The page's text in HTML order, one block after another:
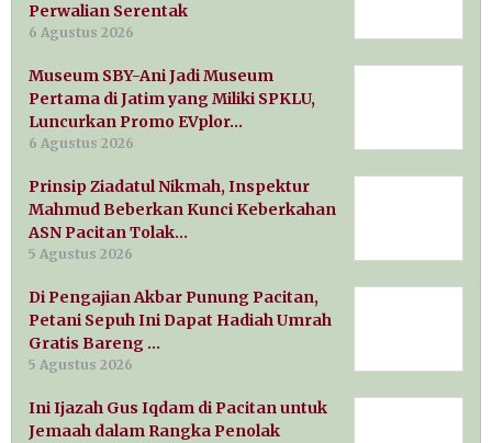
Perwalian Serentak
6 Agustus 2026
Museum SBY-Ani Jadi Museum
Pertama di Jatim yang Miliki SPKLU,
Luncurkan Promo EVplor…
6 Agustus 2026
Prinsip Ziadatul Nikmah, Inspektur
Mahmud Beberkan Kunci Keberkahan
ASN Pacitan Tolak…
5 Agustus 2026
Di Pengajian Akbar Punung Pacitan,
Petani Sepuh Ini Dapat Hadiah Umrah
Gratis Bareng …
5 Agustus 2026
Ini Ijazah Gus Iqdam di Pacitan untuk
Jemaah dalam Rangka Penolak